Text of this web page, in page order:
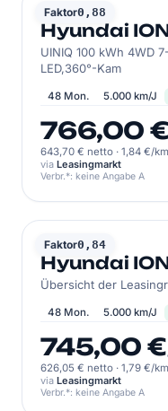
Faktor0,88
HYUNDAI
Hyundai
UINIQ 100 kWh 4WD
LED,360°-Kam
48 Mon. 5.000 km/J
766,00 €
643,70 € netto · 1,84 €/km
via Leasingmarkt
Verbr.*: keine Angabe A
Faktor0,84
HYUNDAI
Hyundai
Übersicht der
48 Mon. 5.000 km/J
745,00 €
626,05 € netto · 1,79 €/km
via Leasingmarkt
Verbr.*: keine Angabe A